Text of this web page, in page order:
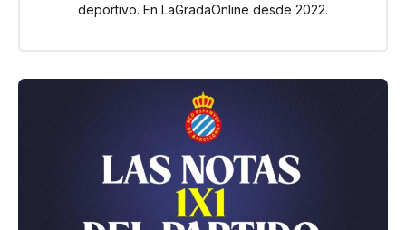
deportivo. En LaGradaOnline desde 2022.